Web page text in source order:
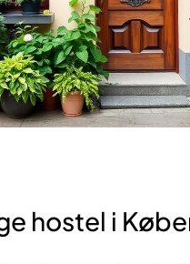
hostel i